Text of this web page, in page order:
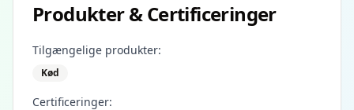
Produkter & Certificeringer
Tilgængelige produkter:
Kød
Certificeringer: